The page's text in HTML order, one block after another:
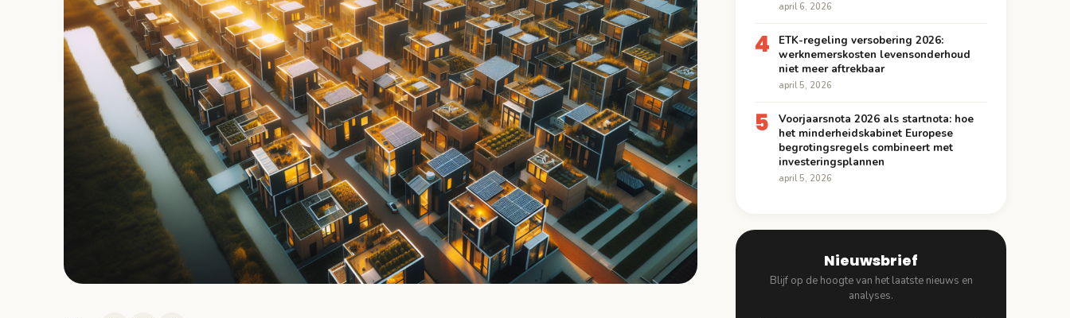
april 6, 2026
4
ETK-regeling versobering 2026:
werknemerskosten levensonderhoud
niet meer aftrekbaar
april 5, 2026
5
Voorjaarsnota 2026 als startnota: hoe
het minderheidskabinet Europese
begrotingsregels combineert met
investeringsplannen
april 5, 2026
Nieuwsbrief
Blijf op de hoogte van het laatste nieuws en
analyses.